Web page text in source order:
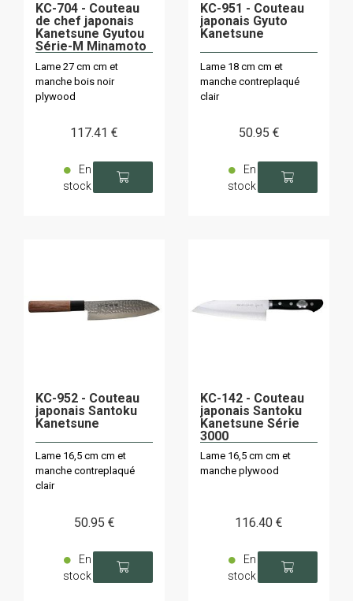
KC-704 - Couteau
de chef japonais
Kanetsune Gyutou
Série-M Minamoto
Lame 27 cm cm et
manche bois noir
plywood
117.41 €
En
stock
KC-951 - Couteau
japonais Gyuto
Kanetsune
Lame 18 cm cm et
manche contreplaqué
clair
50.95 €
En
stock
KC-952 - Couteau
japonais Santoku
Kanetsune
Lame 16,5 cm cm et
manche contreplaqué
clair
50.95 €
En
stock
KC-142 - Couteau
japonais Santoku
Kanetsune Série
3000
Lame 16,5 cm cm et
manche plywood
116.40 €
En
stock